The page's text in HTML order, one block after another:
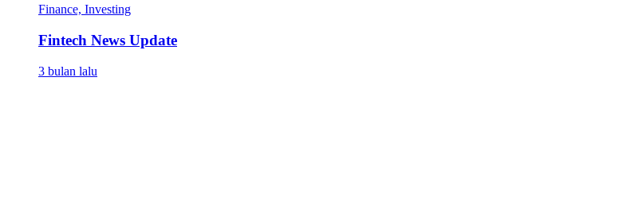
Finance, Investing
Fintech News Update
3 bulan lalu